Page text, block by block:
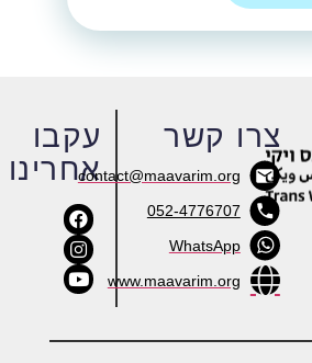
עקבו
אחרינו
צרו קשר
contact@maavarim.org
052-4776707
WhatsApp
www.maavarim.org